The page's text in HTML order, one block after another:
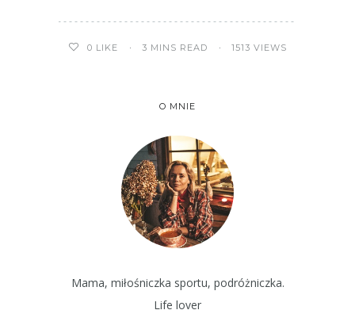
0 LIKE 3 MINS READ 1513 VIEWS
O MNIE
Mama, miłośniczka sportu, podróżniczka.
Life lover